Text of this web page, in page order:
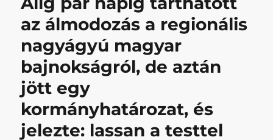
az álmodozás a regionális
nagyágyú magyar
bajnokságról, de aztán
jött egy
kormányhatározat, és
jelezte: lassan a testtel